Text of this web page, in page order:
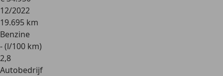
12/2022
19.695 km
Benzine
- (l/100 km)
2,8
Autobedrijf